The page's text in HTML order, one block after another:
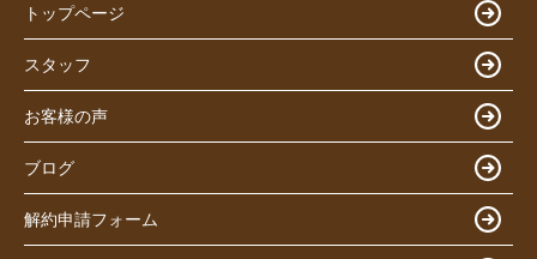
トップページ
スタッフ
お客様の声
ブログ
解約申請フォーム